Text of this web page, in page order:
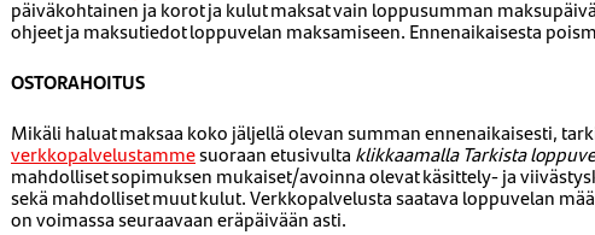
päiväkohtainen ja korot ja kulut maksat vain loppusumman
ohjeet ja maksutiedot loppuvelan maksamiseen. Ennenaikaisesta
OSTORAHOITUS
Mikäli haluat maksaa koko jäljellä olevan summan ennenaikaisesti,
verkkopalvelustammesuoraan etusivulta klikkaamalla Tarkista
mahdolliset sopimuksen mukaiset/avoinna olevat käsittely- ja
sekä mahdolliset muut kulut. Verkkopalvelusta saatava loppuvelan
on voimassa seuraavaan eräpäivään asti.